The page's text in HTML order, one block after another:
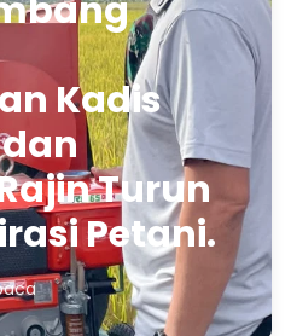
Kadis
Turun
Petani.